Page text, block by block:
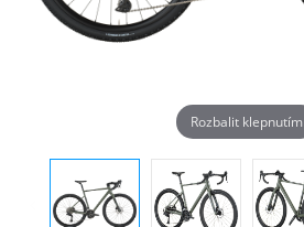
Rozbalit klepnutím